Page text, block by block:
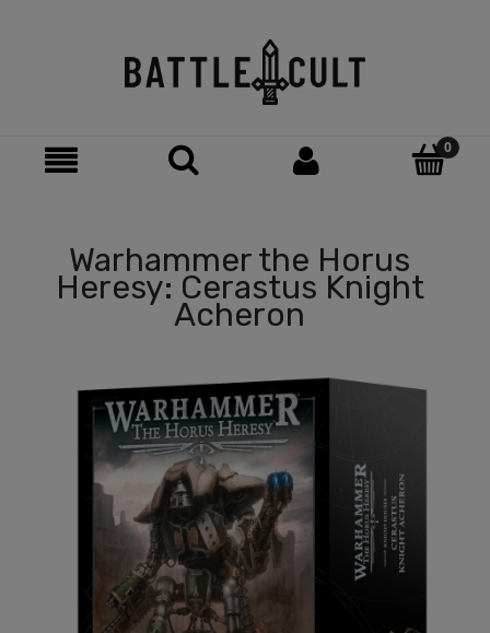
Warhammer the Horus
Heresy: Cerastus Knight
Acheron